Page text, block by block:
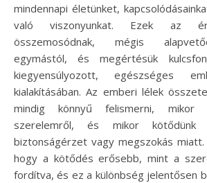
mindennapi életünket,
való viszonyunkat. Ezek az
összemosódnak, mégis
egymástól, és megértésük
kiegyensúlyozott, egészséges
kialakításában. Az emberi lélek
mindig könnyű felismerni, mikor
szerelemről, és mikor kötődünk
biztonságérzet vagy megszokás miatt.
hogy a kötődés erősebb, mint a
fordítva, és ez a különbség jelentősen